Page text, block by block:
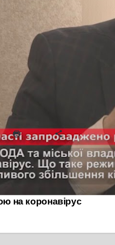
брифінг керівництва
встановлений вже в 9
В Черкасах зупинено рух
Друк Більше
лікарні 12 пацієнтів із
на коронавірус